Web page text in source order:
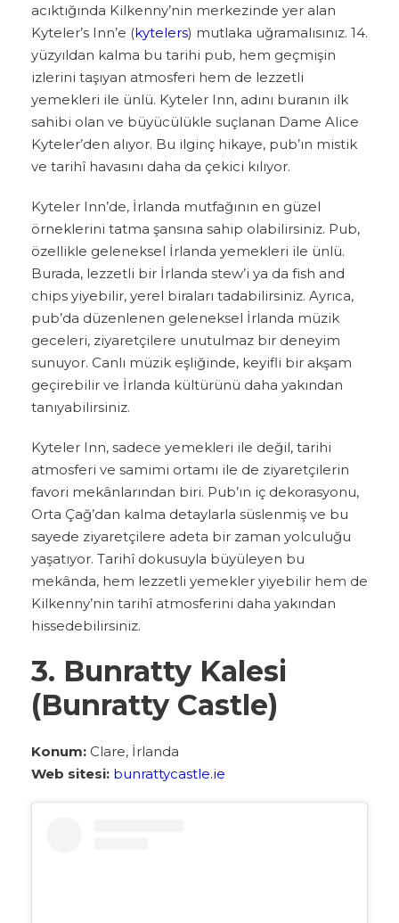
acıktığında Kilkenny’nin merkezinde yer alan
Kyteler’s Inn’e (kytelers) mutlaka uğramalısınız. 14.
yüzyıldan kalma bu tarihi pub, hem geçmişin
izlerini taşıyan atmosferi hem de lezzetli
yemekleri ile ünlü. Kyteler Inn, adını buranın ilk
sahibi olan ve büyücülükle suçlanan Dame Alice
Kyteler’den alıyor. Bu ilginç hikaye, pub’ın mistik
ve tarihî havasını daha da çekici kılıyor.
Kyteler Inn’de, İrlanda mutfağının en güzel
örneklerini tatma şansına sahip olabilirsiniz. Pub,
özellikle geleneksel İrlanda yemekleri ile ünlü.
Burada, lezzetli bir İrlanda stew’i ya da fish and
chips yiyebilir, yerel biraları tadabilirsiniz. Ayrıca,
pub’da düzenlenen geleneksel İrlanda müzik
geceleri, ziyaretçilere unutulmaz bir deneyim
sunuyor. Canlı müzik eşliğinde, keyifli bir akşam
geçirebilir ve İrlanda kültürünü daha yakından
tanıyabilirsiniz.
Kyteler Inn, sadece yemekleri ile değil, tarihi
atmosferi ve samimi ortamı ile de ziyaretçilerin
favori mekânlarından biri. Pub’ın iç dekorasyonu,
Orta Çağ’dan kalma detaylarla süslenmiş ve bu
sayede ziyaretçilere adeta bir zaman yolculuğu
yaşatıyor. Tarihî dokusuyla büyüleyen bu
mekânda, hem lezzetli yemekler yiyebilir hem de
Kilkenny’nin tarihî atmosferini daha yakından
hissedebilirsiniz.
3. Bunratty Kalesi
(Bunratty Castle)
Konum: Clare, İrlanda
Web sitesi: bunrattycastle.ie